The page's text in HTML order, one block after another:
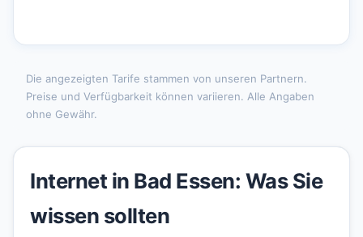
Die angezeigten Tarife stammen von unseren Partnern.
Preise und Verfügbarkeit können variieren. Alle Angaben
ohne Gewähr.
Internet in Bad Essen: Was Sie
wissen sollten